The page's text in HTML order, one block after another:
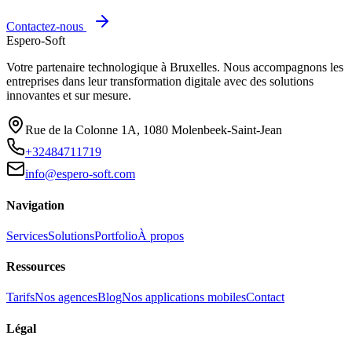
Contactez-nous
Espero-Soft
Votre partenaire technologique à Bruxelles. Nous accompagnons les
entreprises dans leur transformation digitale avec des solutions
innovantes et sur mesure.
Rue de la Colonne 1A, 1080 Molenbeek-Saint-Jean
+32484711719
info@espero-soft.com
Navigation
ServicesSolutionsPortfolioÀ propos
Ressources
TarifsNos agencesBlogNos applications mobilesContact
Légal